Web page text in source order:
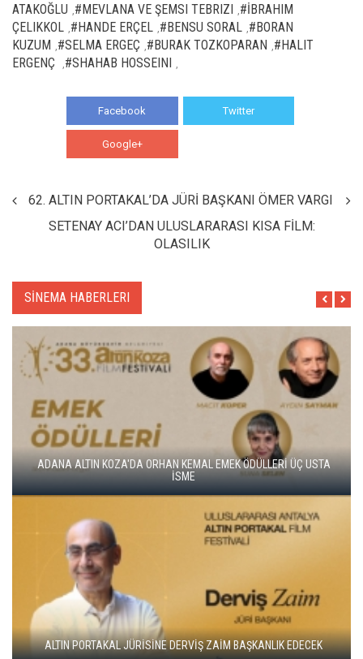
ATAKOĞLU #MEVLANA VE ŞEMSI TEBRIZI #İBRAHIM
ÇELIKKOL #HANDE ERÇEL #BENSU SORAL #BORAN
KUZUM #SELMA ERGEÇ #BURAK TOZKOPARAN #HALIT
ERGENÇ
#SHAHAB HOSSEINI
Facebook Twitter
Google+
62. ALTIN PORTAKAL’DA JÜRİ BAŞKANI ÖMER VARGI
SETENAY ACI’DAN ULUSLARARASI KISA FİLM:
OLASILIK
SİNEMA HABERLERI
ALTIN KOZA'NIN ONUR ÖDÜLLERİ FERZAN ÖZPETEK VE VAHİDE
PERÇİN'İN
ADANA ALTIN KOZA'DA JÜRİ BAŞKANI ZUHAL OLCAY